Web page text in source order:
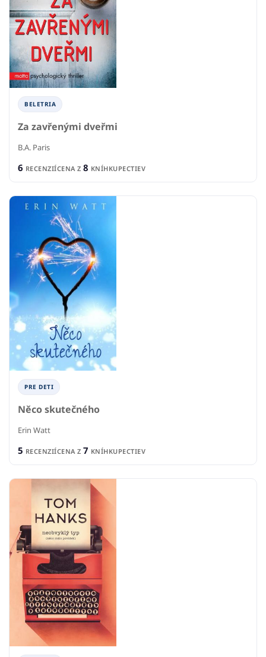
BELETRIA
Za zavřenými dveřmi
B.A. Paris
6 RECENZIÍCENA Z 8 KNÍHKUPECTIEV
PRE DETI
Něco skutečného
Erin Watt
5 RECENZIÍCENA Z 7 KNÍHKUPECTIEV